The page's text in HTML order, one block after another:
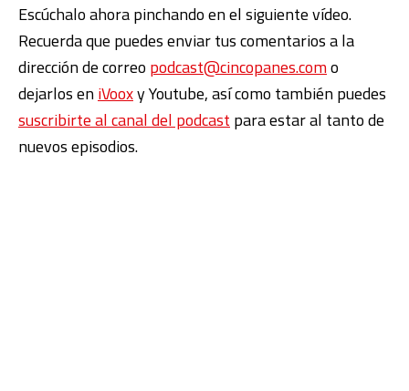
Escúchalo ahora pinchando en el siguiente vídeo.
Recuerda que puedes enviar tus comentarios a la
dirección de correo podcast@cincopanes.como
dejarlos eniVooxy Youtube, así como también puedes
suscribirte al canal del podcast para estar al tanto de
nuevos episodios.